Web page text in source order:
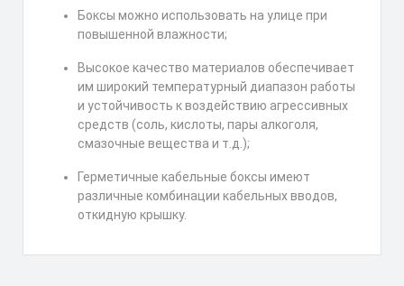
Боксы можно использовать на улице при
повышенной влажности;
Высокое качество материалов обеспечивает
им широкий температурный диапазон работы
и устойчивость к воздействию агрессивных
средств (соль, кислоты, пары алкоголя,
смазочные вещества и т.д.);
Герметичные кабельные боксы имеют
различные комбинации кабельных вводов,
откидную крышку.